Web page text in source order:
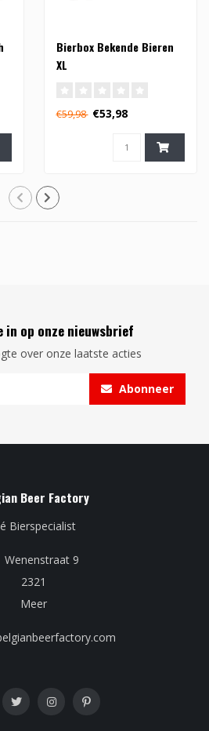
Bierbox Bekende Bieren
XL
€59,98 €53,98
op onze nieuwsbrief
over onze laatste acties
Abonneer
Beer Factory
Bierspecialist
Wenenstraat 9
2321
Meer